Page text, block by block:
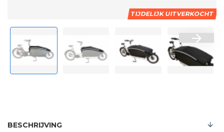
TIJDELIJK UITVERKOCHT
BESCHRIJVING